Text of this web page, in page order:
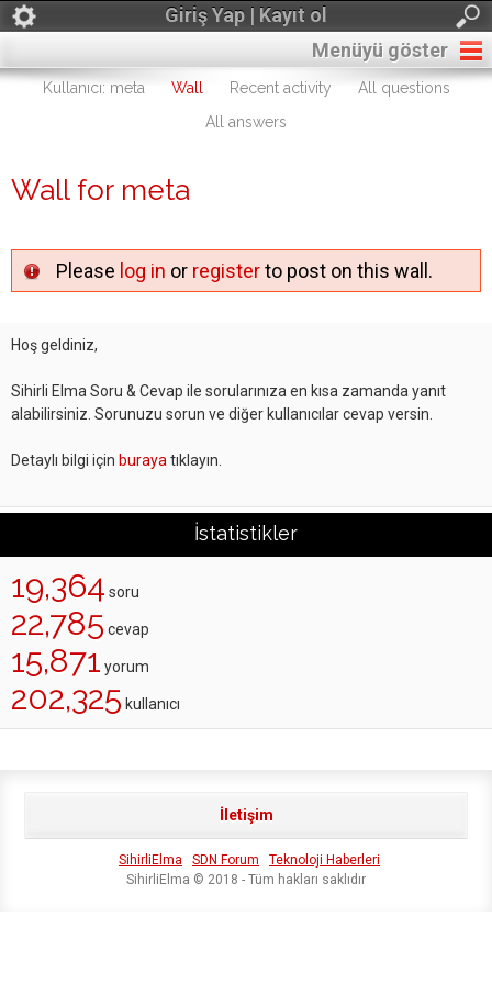
Giriş Yap | Kayıt ol
Menüyü göster
Kullanıcı: meta Wall Recent activity
All questions
All answers
Wall for meta
Please log in or registerto post on this wall.
Hoş geldiniz,
Sihirli Elma Soru & Cevap ile sorularınıza en kısa zamanda yanıt
alabilirsiniz. Sorunuzu sorun ve diğer kullanıcılar cevap versin.
Detaylı bilgi için buraya tıklayın.
İstatistikler
19,364 soru
22,785 cevap
15,871 yorum
202,325 kullanıcı
İletişim
SihirliElma SDN Forum
Teknoloji Haberleri
SihirliElma © 2018 - Tüm hakları saklıdır